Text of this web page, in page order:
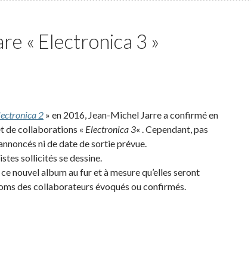
« Electronica 3 »
2 » en 2016, Jean-Michel Jarre a confirmé en
de collaborations « Electronica 3« . Cependant, pas
ni de date de sortie prévue.
sollicités se dessine.
nouvel album au fur et à mesure qu’elles seront
des collaborateurs évoqués ou confirmés.